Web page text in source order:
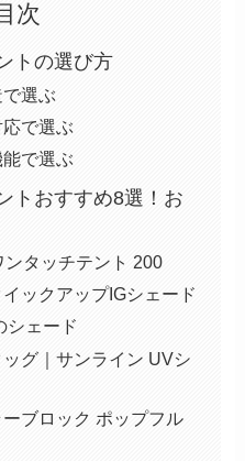
次
トの選び方
選ぶ
で選ぶ
で選ぶ
トおすすめ8選！お
ンタッチテント 200
ックアップIGシェード
シェード
グ｜サンライン UVシ
ブロック ポップフル